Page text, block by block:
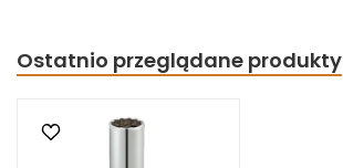
Ostatnio przeglądane produkty